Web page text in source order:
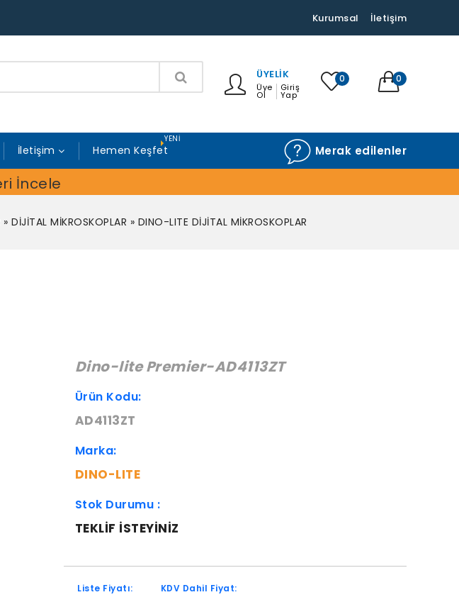
Kurumsal İletişim
ÜYELIK
Üye
Ol
Giriş
Yap
0 0
İletişim Hemen Keşfet
YENI
Merak edilenler
İncele
» DİJİTAL MİKROSKOPLAR » DINO-LITE DİJİTAL MİKROSKOPLAR
Dino-lite Premier-AD4113ZT
Ürün Kodu:
AD4113ZT
Marka:
DINO-LITE
Stok Durumu :
TEKLIF ISTEYINIZ
Liste Fiyatı: KDV Dahil Fiyat: